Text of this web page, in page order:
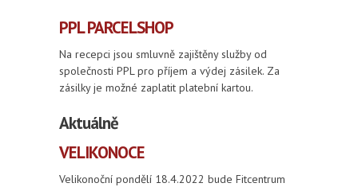
PPL PARCELSHOP
Na recepci jsou smluvně zajištěny služby od
společnosti PPL pro příjem a výdej zásilek. Za
zásilky je možné zaplatit platební kartou.
Aktuálně
VELIKONOCE
Velikonoční pondělí 18.4.2022 bude Fitcentrum